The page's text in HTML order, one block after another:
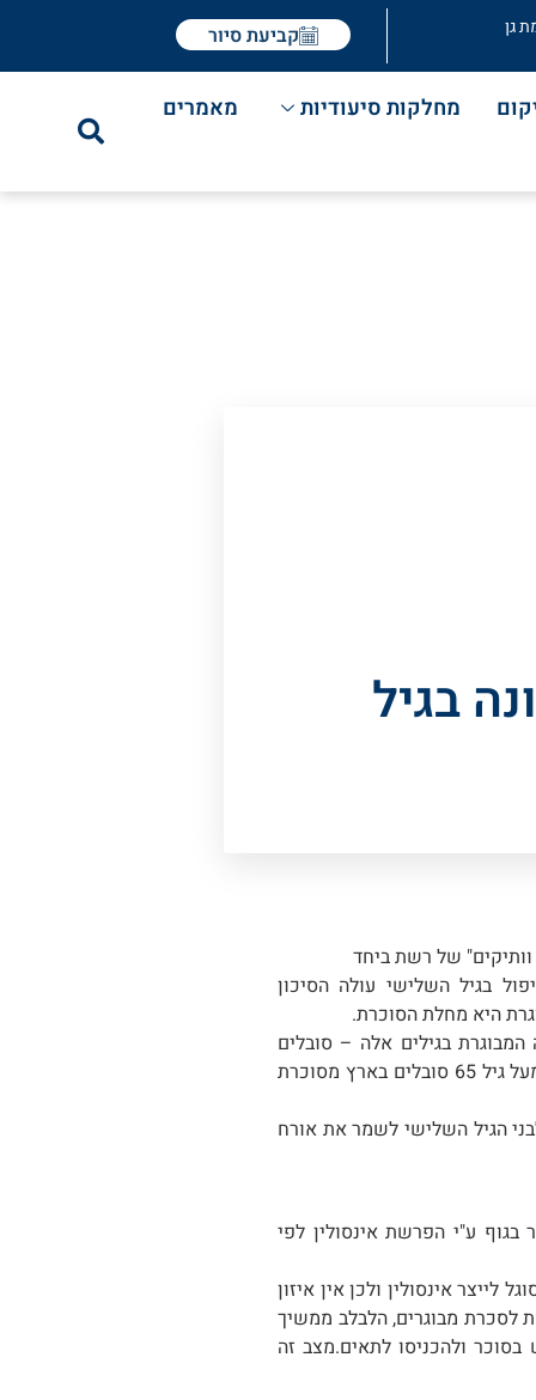
גן קביעת סיור
מחלקות סיעודיות מאמרים
בגיל
וותיקים" של רשת ביחד
בגיל השלישי עולה הסיכון
היא מחלת הסוכרת.
מהאוכלוסייה המבוגרת בגילים אלה – סובלים
מסוכרת מאובחנת, וההערכות כי עשרות אלפי מבוגרים נוספים מעל גיל 65 סובלים בארץ מסוכרת
הגיל השלישי לשמר את אורח
ע"י הפרשת אינסולין לפי
לייצר אינסולין ולכן אין איזון
לסכרת מבוגרים, הלבלב ממשיך
ולהכניסו לתאים.מצב זה